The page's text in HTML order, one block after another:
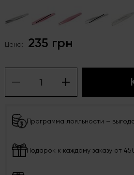
Цена: 235 грн
Программа лояльности –
Подарок к каждому заказу от